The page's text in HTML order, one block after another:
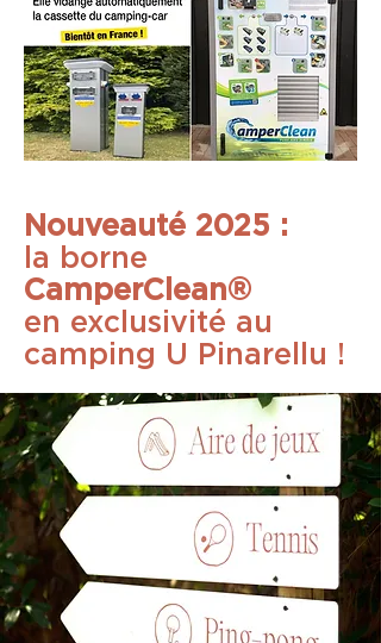
Nouveauté 2025 :
la borne
CamperClean®
en exclusivité au
camping U Pinarellu !